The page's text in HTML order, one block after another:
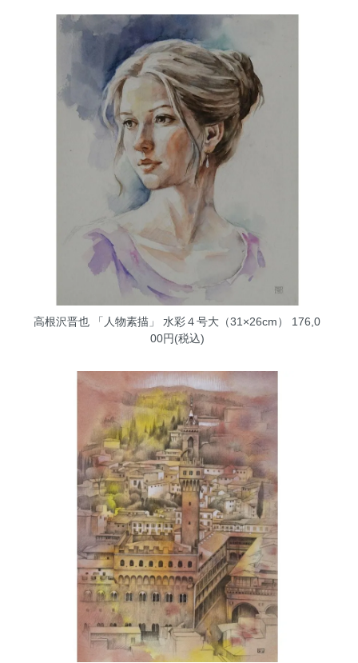
高根沢晋也 「人物素描」 水彩４号大（31×26cm）
176,0
00円(税込)